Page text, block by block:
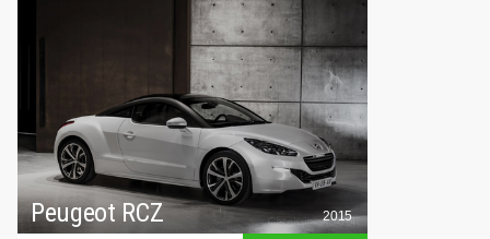
Peugeot RCZ 2015